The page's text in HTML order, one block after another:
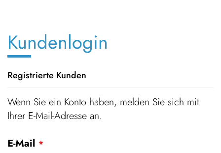
Kundenlogin
Registrierte Kunden
Wenn Sie ein Konto haben, melden Sie sich mit
Ihrer E-Mail-Adresse an.
E-Mail